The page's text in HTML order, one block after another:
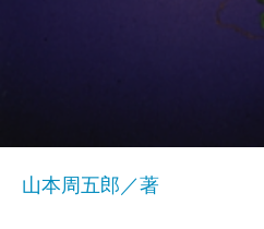
山本周五郎／著